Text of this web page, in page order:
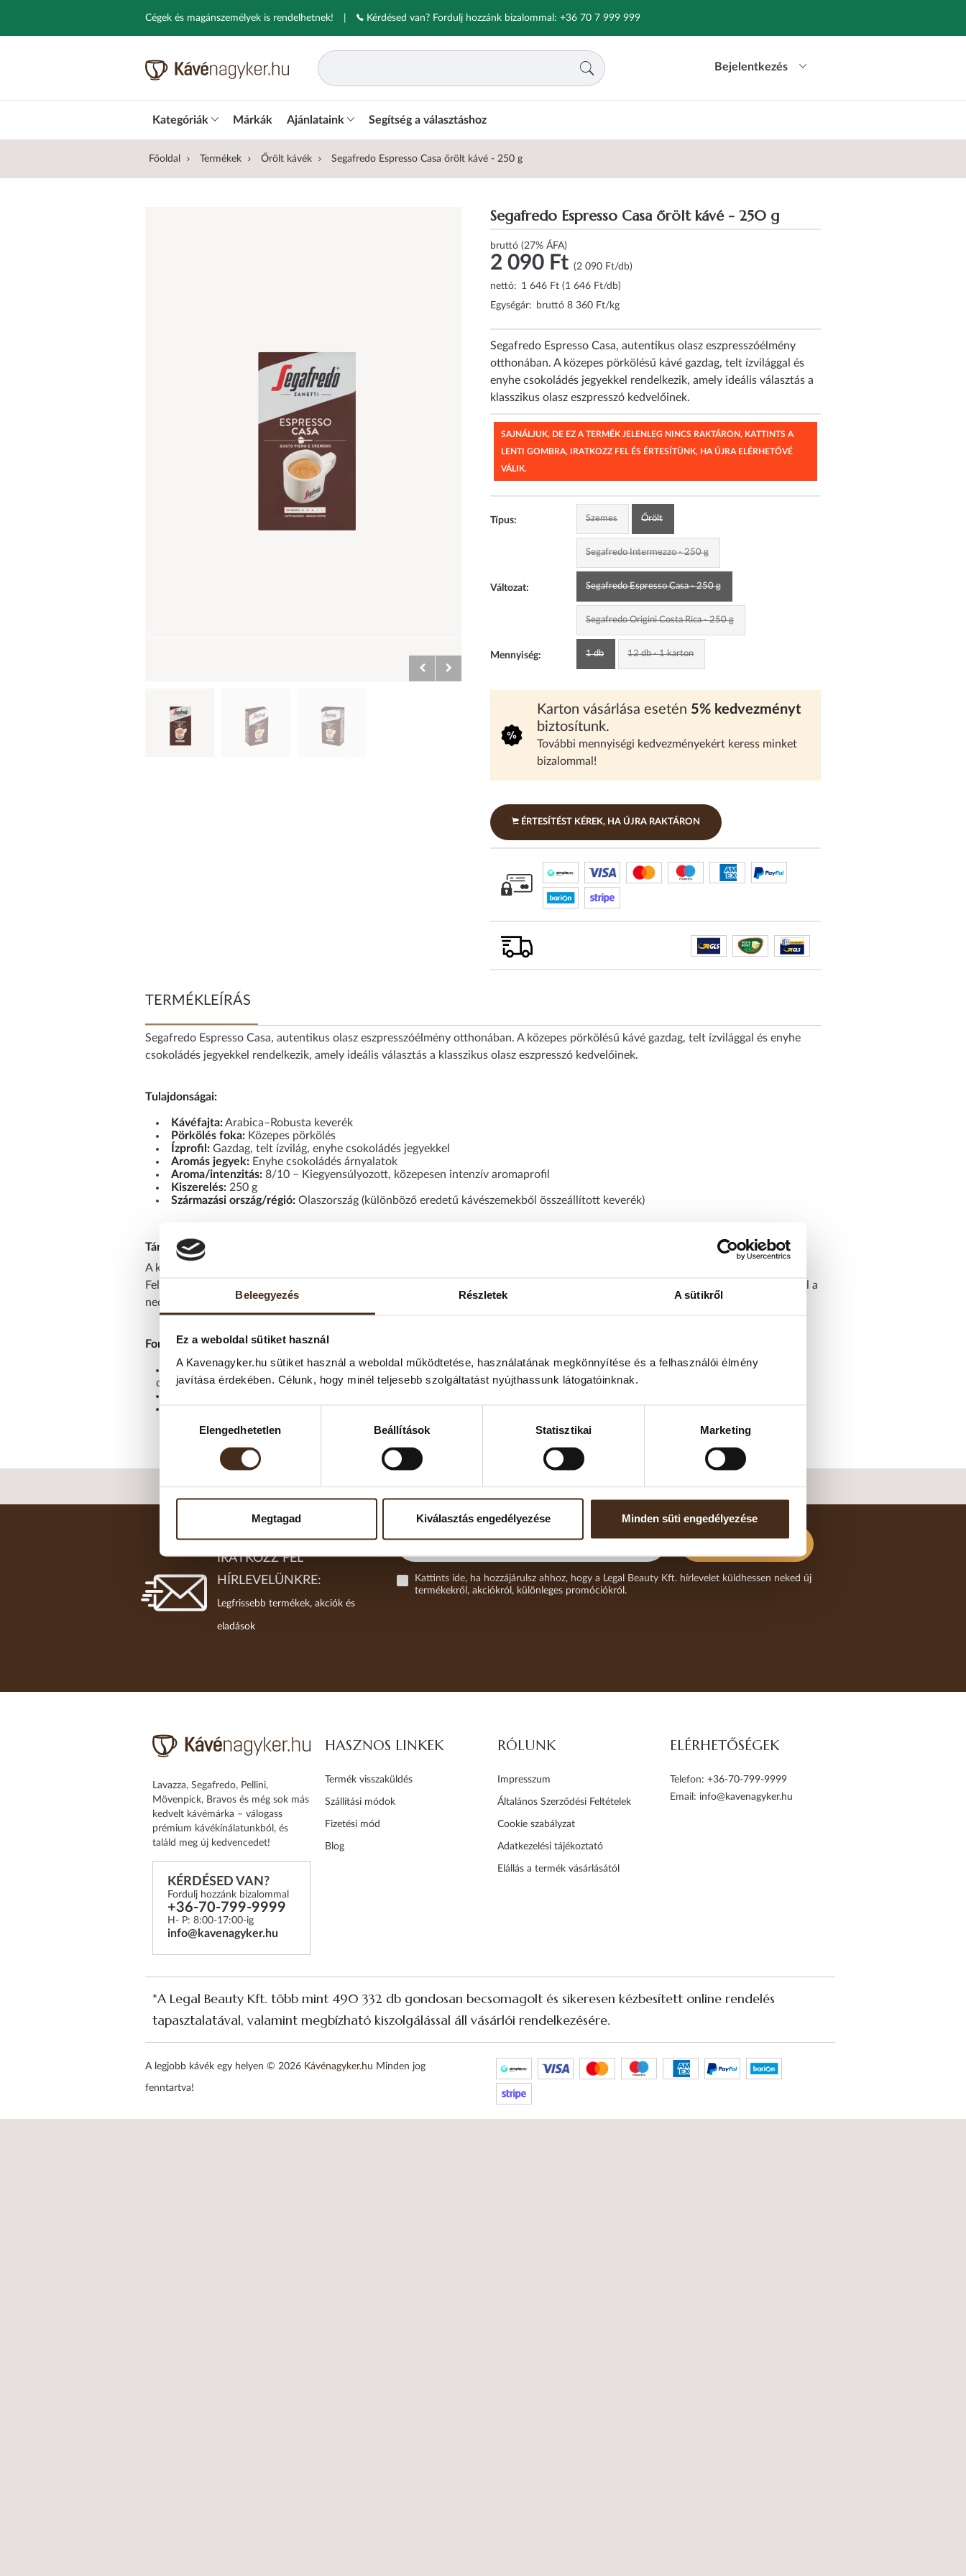
Beleegyezés Részletek A sütikről
Ez a weboldal sütiket használ
A Kavenagyker.hu sütiket használ a weboldal működtetése, használatának megkönnyítése és a felhasználói élmény
javítása érdekében. Célunk, hogy minél teljesebb szolgáltatást nyújthassunk látogatóinknak.
kiválasztásaElengedhetetlen Beállítások Statisztikai Marketing
Megtagad Kiválasztás engedélyezése Minden süti engedélyezése
Cégek és magánszemélyek is rendelhetnek! Kérdésed van? Fordulj hozzánk bizalommal: +36 70 7 999 999
Bejelentkezés
Kategóriák Márkák Ajánlataink Segítség a választáshoz
Főoldal Termékek Őrölt kávék Segafredo Espresso Casa őrölt kávé - 250 g
Segafredo Espresso Casa őrölt kávé - 250 g
bruttó (27% ÁFA)
2 090 Ft (2 090 Ft/db)
nettó: 1 646 Ft (1 646 Ft/db)
Egységár:
bruttó 8 360 Ft/kg
Segafredo Espresso Casa, autentikus olasz eszpresszóélmény
otthonában. A közepes pörkölésű kávé gazdag, telt ízvilággal és
enyhe csokoládés jegyekkel rendelkezik, amely ideális választás a
klasszikus olasz eszpresszó kedvelőinek.
SAJNÁLJUK, DE EZ A TERMÉK JELENLEG NINCS RAKTÁRON, KATTINTS A
LENTI GOMBRA, IRATKOZZ FEL ÉS ÉRTESÍTÜNK, HA ÚJRA ELÉRHETŐVÉ
VÁLIK.
Típus: Szemes Őrölt
Változat:
Segafredo Intermezzo - 250 g
Segafredo Espresso Casa - 250 g
Segafredo Origini Costa Rica - 250 g
Mennyiség: 1 db 12 db - 1 karton
Karton vásárlása esetén 5% kedvezményt
biztosítunk.
További mennyiségi kedvezményekért keress minket
bizalommal!
ÉRTESÍTÉST KÉREK, HA ÚJRA RAKTÁRON
TERMÉKLEÍRÁS
Segafredo Espresso Casa, autentikus olasz eszpresszóélmény otthonában. A közepes pörkölésű kávé gazdag, telt ízvilággal és enyhe
csokoládés jegyekkel rendelkezik, amely ideális választás a klasszikus olasz eszpresszó kedvelőinek.
Tulajdonságai:
Kávéfajta:Arabica–Robusta keverék
Pörkölés foka: Közepes pörkölés
Ízprofil: Gazdag, telt ízvilág, enyhe csokoládés jegyekkel
Aromás jegyek: Enyhe csokoládés árnyalatok
Aroma/intenzitás: 8/10 – Kiegyensúlyozott, közepesen intenzív aromaprofil
Kiszerelés: 250 g
Származási ország/régió: Olaszország (különböző eredetű kávészemekből összeállított keverék)
Tárolási javaslat:
A kávét hűvös, száraz, fénytől védett helyen, légmentesen zárható tárolóban ajánlott tartani.
Felbontás után javasolt 1–2 héten belül elfogyasztani, mivel az őrölt kávé gyorsan veszít aromájából. A fagyasztás nem ajánlott, mivel a
nedvesség károsíthatja az aromákat. Kérjük, ne tárolja hűtőszekrényben sem.
Fontos tudni!
A „minőségét megőrzi” dátum nem jelenti a kávé azonnali romlását, azonban az aroma, olajok és íz idővel jelentősen
csökkenhetnek.
IRATKOZZ FEL
HÍRLEVELÜNKRE:
Legfrissebb termékek, akciók és
eladások
Kattints ide, ha hozzájárulsz ahhoz, hogy a Legal Beauty Kft. hírlevelet küldhessen neked új
termékekről, akciókról, különleges promóciókról.
Lavazza, Segafredo, Pellini,
Mövenpick, Bravos és még sok más
kedvelt kávémárka – válogass
prémium kávékínálatunkból, és
találd meg új kedvencedet!
KÉRDÉSED VAN?
Fordulj hozzánk bizalommal
+36-70-799-9999
H- P: 8:00-17:00-ig
info@kavenagyker.hu
HASZNOS LINKEK
Termék visszaküldés
Szállítási módok
Fizetési mód
Blog
RÓLUNK
Impresszum
Általános Szerződési Feltételek
Cookie szabályzat
Adatkezelési tájékoztató
Elállás a termék vásárlásától
ELÉRHETŐSÉGEK
Telefon: +36-70-799-9999
Email: info@kavenagyker.hu
*A Legal Beauty Kft. több mint 490 332 db gondosan becsomagolt és sikeresen kézbesített online rendelés
tapasztalatával, valamint megbízható kiszolgálással áll vásárlói rendelkezésére.
A legjobb kávék egy helyen © 2026 Kávénagyker.hu Minden jog
fenntartva!